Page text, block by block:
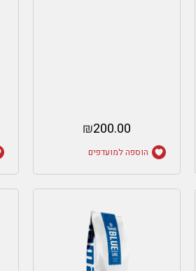
₪200.00
הוספה למועדפים